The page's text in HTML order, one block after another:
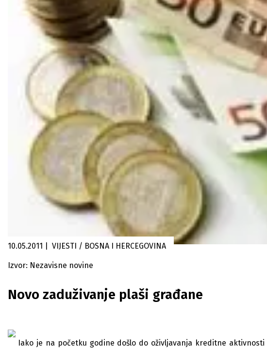
10.05.2011 VIJESTI / BOSNA I HERCEGOVINA
Izvor: Nezavisne novine
Novo zaduživanje plaši građane
Iako je na početku godine došlo do oživljavanja kreditne aktivnosti